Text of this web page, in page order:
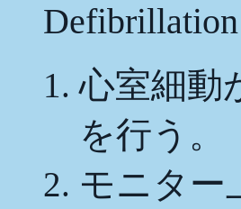
Defibrillation
心室細動
を行う。
モニター